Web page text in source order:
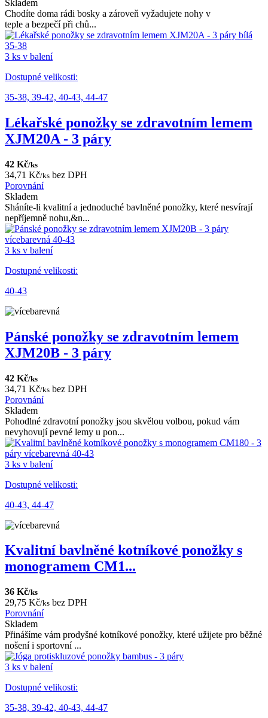
Skladem
Chodíte doma rádi bosky a zároveň vyžadujete nohy v
teple a bezpečí při chů...
3 ks v balení
Dostupné velikosti:
35-38, 39-42, 40-43, 44-47
Lékařské ponožky se zdravotním lemem
XJM20A - 3 páry
42 Kč/ks
34,71 Kč/ks bez DPH
Porovnání
Skladem
Sháníte-li kvalitní a jednoduché bavlněné ponožky, které nesvírají
nepříjemně nohu,&n...
3 ks v balení
Dostupné velikosti:
40-43
Pánské ponožky se zdravotním lemem
XJM20B - 3 páry
42 Kč/ks
34,71 Kč/ks bez DPH
Porovnání
Skladem
Pohodlné zdravotní ponožky jsou skvělou volbou, pokud vám
nevyhovují pevné lemy u pon...
3 ks v balení
Dostupné velikosti:
40-43, 44-47
Kvalitní bavlněné kotníkové ponožky s
monogramem CM1...
36 Kč/ks
29,75 Kč/ks bez DPH
Porovnání
Skladem
Přinášíme vám prodyšné kotníkové ponožky, které užijete pro běžné
nošení i sportovní ...
3 ks v balení
Dostupné velikosti:
35-38, 39-42, 40-43, 44-47